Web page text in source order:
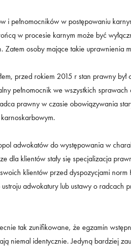
i pełnomocników w postępowaniu
w procesie karnym może być
Zatem osoby mające takie uprawnienia
przed rokiem 2015 r stan prawny
pełnomocnik we wszystkich
prawny w czasie obowiązywania
adwokatów do występowania w
dla klientów stały się specjalizacja
klientów przed dyspozycjami
adwokatury lub ustawy o
tak zunifikowane, że egzamin
niemal identycznie. Jedyną bardziej